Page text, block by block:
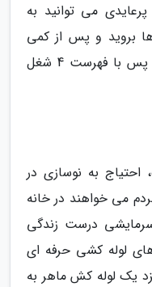
می توانید به
بروید و پس از کمی
تجربه اندوزی، وارد بازار کار شوید. پس با فهرست 4 شغل
احتیاج به نوسازی در
می خواهند در خانه
درست زندگی
لوله کشی حرفه ای
یک لوله کش ماهر به